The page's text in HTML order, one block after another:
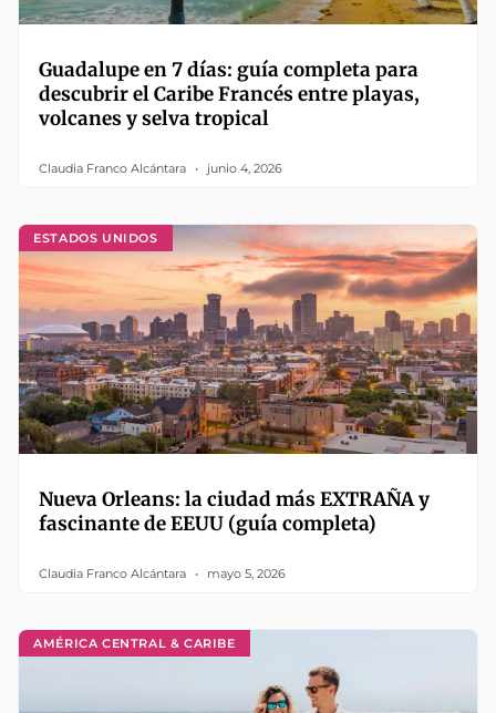
Guadalupe en 7 días: guía completa para
descubrir el Caribe Francés entre playas,
volcanes y selva tropical
Claudia Franco Alcántara junio 4, 2026
ESTADOS UNIDOS
Nueva Orleans: la ciudad más EXTRAÑA y
fascinante de EEUU (guía completa)
Claudia Franco Alcántara mayo 5, 2026
AMÉRICA CENTRAL & CARIBE